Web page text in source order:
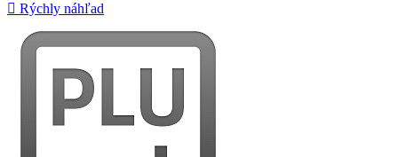
 Rýchly náhľad